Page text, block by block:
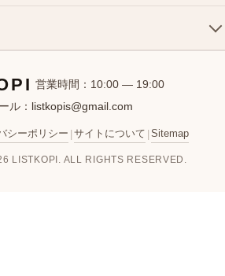
営業時間：10:00 — 19:00
ル： listkopis@gmail.com
シーポリシー サイトについて Sitemap
LISTKOPI. ALL RIGHTS RESERVED.